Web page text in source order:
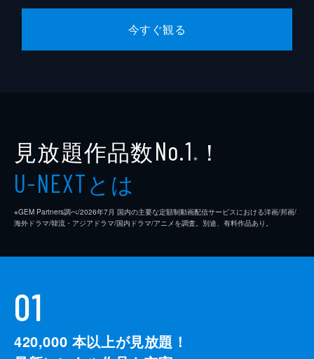
今すぐ観る
見放題作品数No.1 ※ ！
U-NEXTとは
※GEM Partners調べ/2026年7⽉ 国内の主要な定額制動画配信サービスにおける洋画/邦画/
海外ドラマ/韓流・アジアドラマ/国内ドラマ/アニメを調査。別途、有料作品あり。
01
420,000 本以上が見放題！